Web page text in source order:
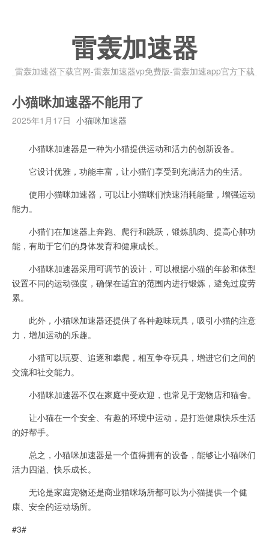
雷轰加速器
雷轰加速器下载官网-雷轰加速器vp免费版-雷轰加速app官方下载
小猫咪加速器不能用了
2025年1月17日 小猫咪加速器
小猫咪加速器是一种为小猫提供运动和活力的创新设备。
它设计优雅，功能丰富，让小猫们享受到充满活力的生活。
使用小猫咪加速器，可以让小猫咪们快速消耗能量，增强运动
能力。
小猫们在加速器上奔跑、爬行和跳跃，锻炼肌肉、提高心肺功
能，有助于它们的身体发育和健康成长。
小猫咪加速器采用可调节的设计，可以根据小猫的年龄和体型
设置不同的运动强度，确保在适宜的范围内进行锻炼，避免过度劳
累。
此外，小猫咪加速器还提供了各种趣味玩具，吸引小猫的注意
力，增加运动的乐趣。
小猫可以玩耍、追逐和攀爬，相互争夺玩具，增进它们之间的
交流和社交能力。
小猫咪加速器不仅在家庭中受欢迎，也常见于宠物店和猫舍。
让小猫在一个安全、有趣的环境中运动，是打造健康快乐生活
的好帮手。
总之，小猫咪加速器是一个值得拥有的设备，能够让小猫咪们
活力四溢、快乐成长。
无论是家庭宠物还是商业猫咪场所都可以为小猫提供一个健
康、安全的运动场所。
#3#